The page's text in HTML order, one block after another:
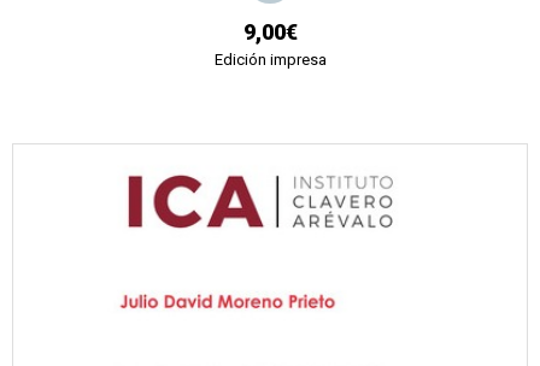
9,00€
Edición impresa